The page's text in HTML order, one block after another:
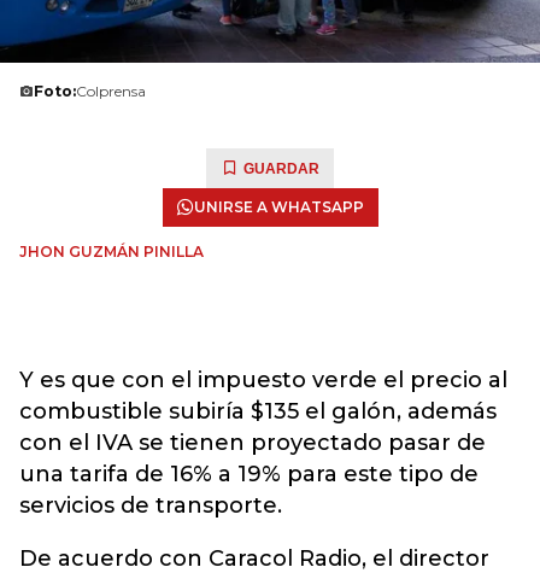
Foto:Colprensa
GUARDAR
UNIRSE A WHATSAPP
JHON GUZMÁN PINILLA
Y es que con el impuesto verde el precio al
combustible subiría $135 el galón, además
con el IVA se tienen proyectado pasar de
una tarifa de 16% a 19% para este tipo de
servicios de transporte.
De acuerdo con Caracol Radio, el director